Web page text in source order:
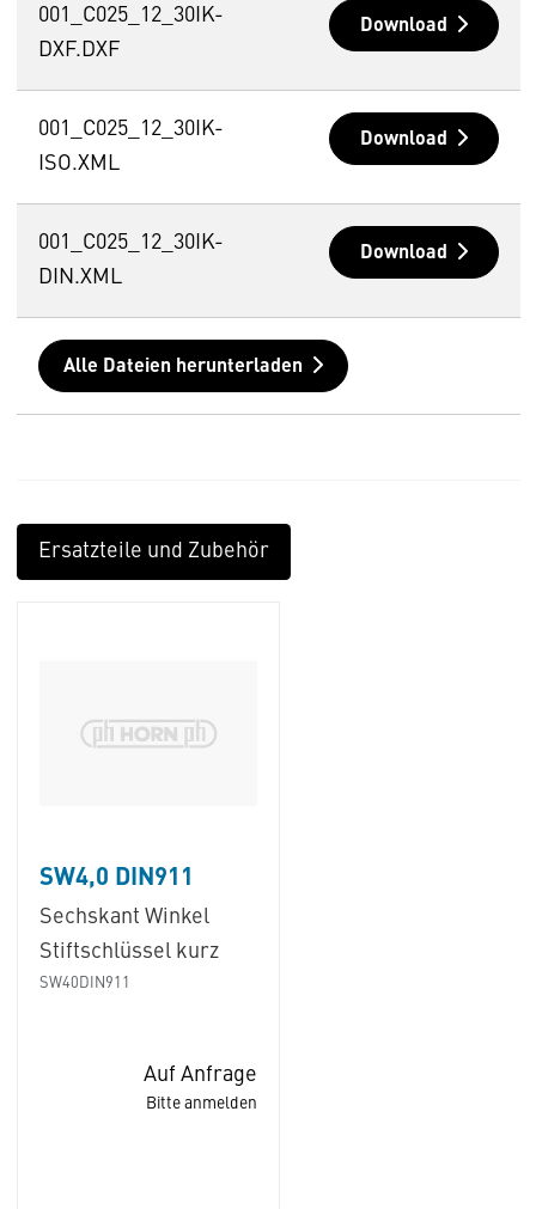
001_C025_12_30IK-
DXF.DXF
Download
001_C025_12_30IK-
ISO.XML
Download
001_C025_12_30IK-
DIN.XML
Download
Alle Dateien herunterladen
Ersatzteile und Zubehör
SW4,0 DIN911
Sechskant Winkel
Stiftschlüssel kurz
SW40DIN911
Auf Anfrage
Bitte anmelden